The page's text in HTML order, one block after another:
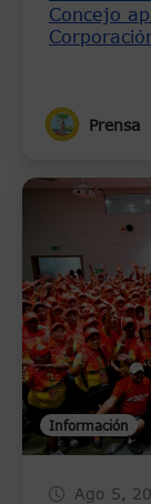
Concejo
Prensa
Información
Ago 5,